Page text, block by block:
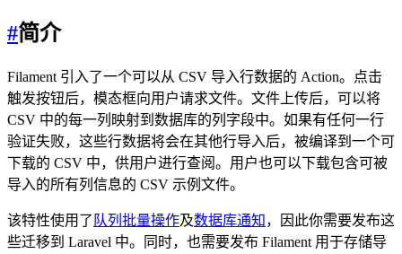
#简介
Filament 引入了一个可以从 CSV 导入行数据的 Action。点击
触发按钮后，模态框向用户请求文件。文件上传后，可以将
CSV 中的每一列映射到数据库的列字段中。如果有任何一行
验证失败，这些行数据将会在其他行导入后，被编译到一个可
下载的 CSV 中，供用户进行查阅。用户也可以下载包含可被
导入的所有列信息的 CSV 示例文件。
该特性使用了 队列批量操作及数据库通知 ，因此你需要发布这
些迁移到 Laravel 中。同时，也需要发布 Filament 用于存储导